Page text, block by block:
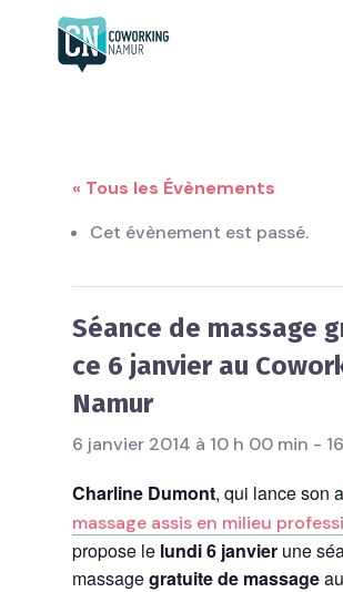
« Tous les Évènements
Cet évènement est passé.
Séance de massage
ce 6 janvier au
Namur
6 janvier 2014 à 10 h 00 min -
Charline Dumont, qui lance son a
massage assis en milieu
propose le lundi 6 janvierune
massagegratuite de massage